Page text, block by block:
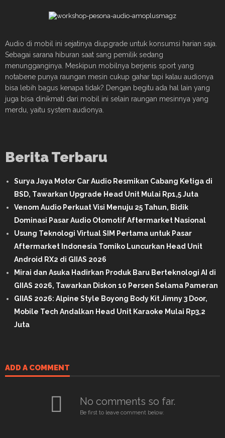
Audio di mobil ini sejatinya diupgrade untuk konsumsi harian saja.
Sebagai sarana hiburan saat sang pemilik sedang
menungganginya. Meskipun mobilnya berjenis sport yang
notabene punya raungan mesin cukup gahar tapi kalau audionya
bisa lebih bagus kenapa tidak? Dengan begitu ada hal lain yang
juga bisa dinikmati dari mobil ini selain raungan mesinnya yang
merdu, yaitu system audionya.
Berita Terbaru
Surya Jaya Motor Car Audio Resmikan Cabang Ketiga di
BSD, Tawarkan Upgrade Head Unit Mulai Rp1,5 Juta
Venom Audio Perkuat Visi Menuju 25 Tahun, Bidik
Dominasi Pasar Audio Otomotif Aftermarket Nasional
Usung Teknologi Virtual SIM Pertama untuk Pasar
Aftermarket Indonesia Tomiko Luncurkan Head Unit
Android RX2 di GIIAS 2026
Mirai dan Asuka Hadirkan Produk Baru Berteknologi AI di
GIIAS 2026, Tawarkan Diskon 10 Persen Selama Pameran
GIIAS 2026: Alpine Style Boyong Body Kit Jimny 3 Door,
Mobile Tech Andalkan Head Unit Karaoke Mulai Rp3,2
Juta
ADD A COMMENT
No comments so far.
Be first to leave comment below.